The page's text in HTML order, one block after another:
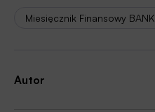
Miesięcznik Finansowy BANK
Autor